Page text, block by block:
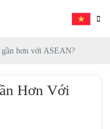
hơn với ASEAN?
Hơn Với